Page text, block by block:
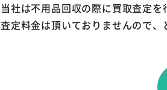
当社は不用品回収の際に買取査定
査定料金は頂いておりませんので